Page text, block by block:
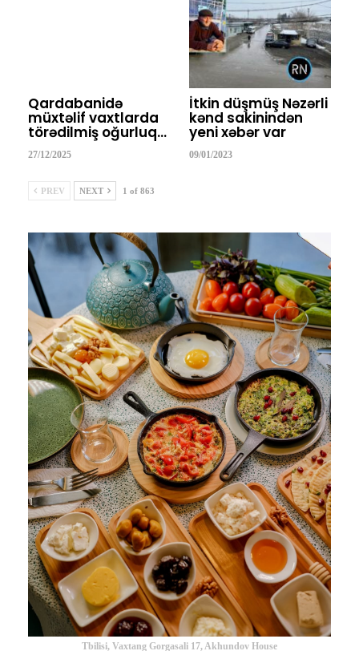
Qardabanidə
müxtəlif vaxtlarda
törədilmiş oğurluq…
27/12/2025
İtkin düşmüş Nəzərli
kənd sakinindən
yeni xəbər var
09/01/2023
PREV NEXT 1 of 863
Tbilisi, Vaxtang Gorgasali 17, Akhundov House